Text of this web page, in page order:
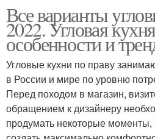
Все варианты
2022. Угловая
особенности и
Угловые кухни по праву
в России и мире по уровню
Перед походом в магазин,
обращением к дизайнеру
продумать некоторые моменты,